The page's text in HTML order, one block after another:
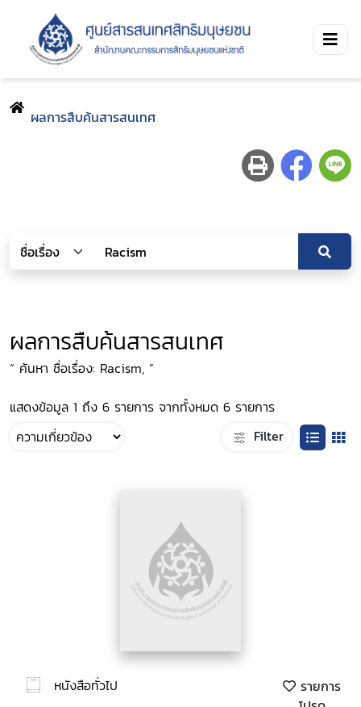
ผลการสืบค้นสารสนเทศ
ผลการสืบค้นสารสนเทศ
“ ค้นหา ชื่อเรื่อง: Racism, ”
แสดงข้อมูล 1 ถึง 6 รายการ จากทั้งหมด 6 รายการ
Filter
หนังสือทั่วไป
รายการ